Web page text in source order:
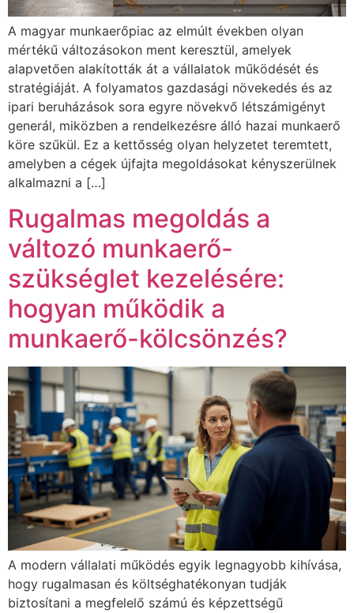
A magyar munkaerőpiac az elmúlt években olyan
mértékű változásokon ment keresztül, amelyek
alapvetően alakították át a vállalatok működését és
stratégiáját. A folyamatos gazdasági növekedés és az
ipari beruházások sora egyre növekvő létszámigényt
generál, miközben a rendelkezésre álló hazai munkaerő
köre szűkül. Ez a kettősség olyan helyzetet teremtett,
amelyben a cégek újfajta megoldásokat kényszerülnek
alkalmazni a […]
Rugalmas megoldás a
változó munkaerő-
szükséglet kezelésére:
hogyan működik a
munkaerő-kölcsönzés?
A modern vállalati működés egyik legnagyobb kihívása,
hogy rugalmasan és költséghatékonyan tudják
biztosítani a megfelelő számú és képzettségű